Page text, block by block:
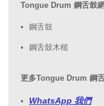
Tongue Drum 鋼舌鼓
鋼舌鼓
鋼舌鼓木槌
更多Tongue Drum 鋼
WhatsApp 我們